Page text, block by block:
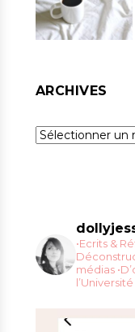
ARCHIVES
Archives
•Ecrits &
médias
l’Université